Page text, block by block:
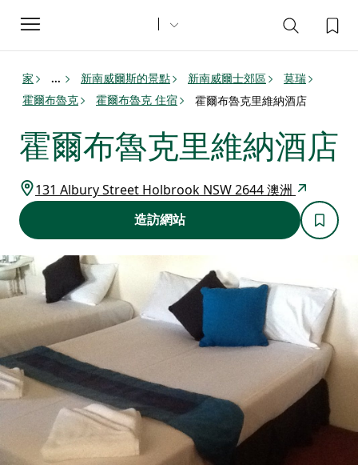
Toggle
navigation
家 ... 新南威爾斯的景點 新南威爾士郊區
莫瑞
霍爾布魯克
霍爾布魯克 住宿 霍爾布魯克里維納酒店
霍爾布魯克里維納酒店
131 Albury Street Holbrook NSW 2644 澳洲
造訪網站